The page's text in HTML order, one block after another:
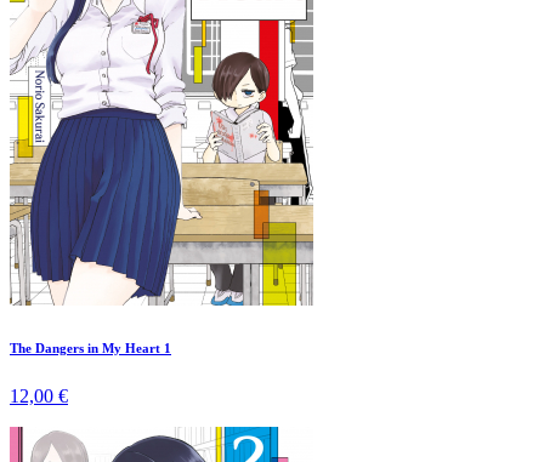
The Dangers in My Heart 1
12,00 €